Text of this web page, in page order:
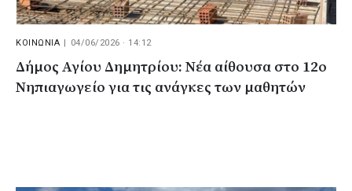
ΚΟΙΝΩΝΙΑ | 04/06/2026 · 14:12
Δήμος Αγίου Δημητρίου: Νέα αίθουσα στο 12ο
Νηπιαγωγείο για τις ανάγκες των μαθητών